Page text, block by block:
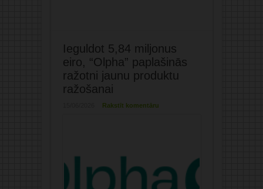
Ieguldot 5,84 miljonus
eiro, “Olpha” paplašinās
ražotni jaunu produktu
ražošanai
Rakstīt komentāru